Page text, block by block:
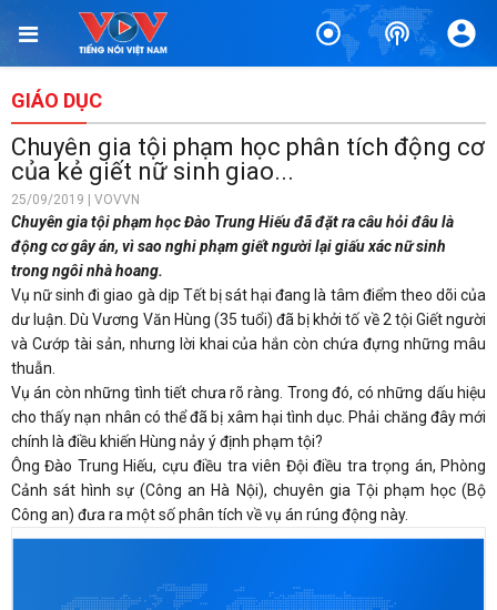
GIÁO DỤC
Chuyên gia tội phạm học phân tích động cơ
của kẻ giết nữ sinh giao...
25/09/2019 | VOVVN
Chuyên gia tội phạm học Đào Trung Hiếu đã đặt ra câu hỏi đâu là
động cơ gây án, vì sao nghi phạm giết người lại giấu xác nữ sinh
trong ngôi nhà hoang.
Vụ nữ sinh đi giao gà dịp Tết bị sát hại đang là tâm điểm theo dõi của
dư luận. Dù Vương Văn Hùng (35 tuổi) đã bị khởi tố về 2 tội Giết người
và Cướp tài sản, nhưng lời khai của hắn còn chứa đựng những mâu
thuẫn.
Vụ án còn những tình tiết chưa rõ ràng. Trong đó, có những dấu hiệu
cho thấy nạn nhân có thể đã bị xâm hại tình dục. Phải chăng đây mới
chính là điều khiến Hùng nảy ý định phạm tội?
Ông Đào Trung Hiếu, cựu điều tra viên Đội điều tra trọng án, Phòng
Cảnh sát hình sự (Công an Hà Nội), chuyên gia Tội phạm học (Bộ
Công an) đưa ra một số phân tích về vụ án rúng động này.